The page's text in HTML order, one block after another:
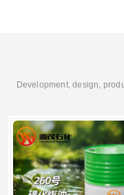
Development, design,